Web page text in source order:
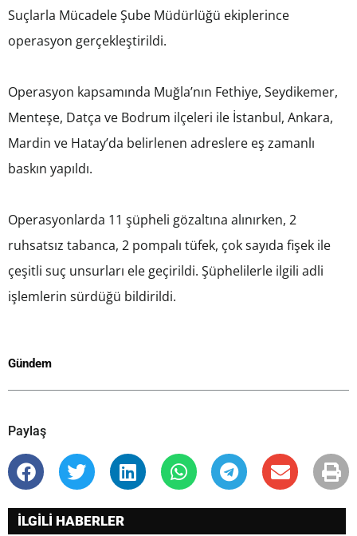
Suçlarla Mücadele Şube Müdürlüğü ekiplerince
operasyon gerçekleştirildi.
Operasyon kapsamında Muğla’nın Fethiye, Seydikemer,
Menteşe, Datça ve Bodrum ilçeleri ile İstanbul, Ankara,
Mardin ve Hatay’da belirlenen adreslere eş zamanlı
baskın yapıldı.
Operasyonlarda 11 şüpheli gözaltına alınırken, 2
ruhsatsız tabanca, 2 pompalı tüfek, çok sayıda fişek ile
çeşitli suç unsurları ele geçirildi. Şüphelilerle ilgili adli
işlemlerin sürdüğü bildirildi.
Gündem
Paylaş
İLGİLİ HABERLER